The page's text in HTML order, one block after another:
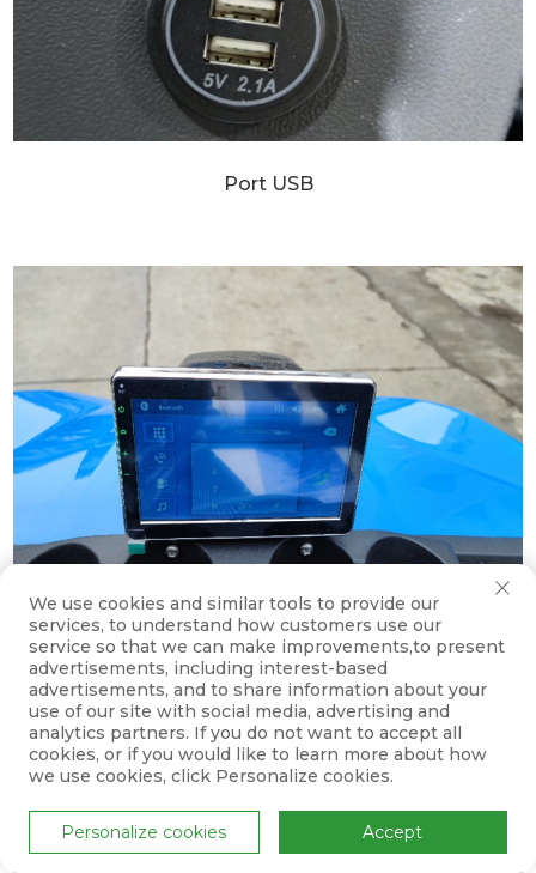
Port USB
Redactor Multi-Media cu Ecran Tactil
We use cookies and similar tools to provide our
services, to understand how customers use our
service so that we can make improvements,to present
advertisements, including interest-based
advertisements, and to share information about your
use of our site with social media, advertising and
analytics partners. If you do not want to accept all
cookies, or if you would like to learn more about how
we use cookies, click Personalize cookies.
Personalize cookies Accept